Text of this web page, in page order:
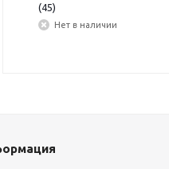
(45)
Нет в наличии